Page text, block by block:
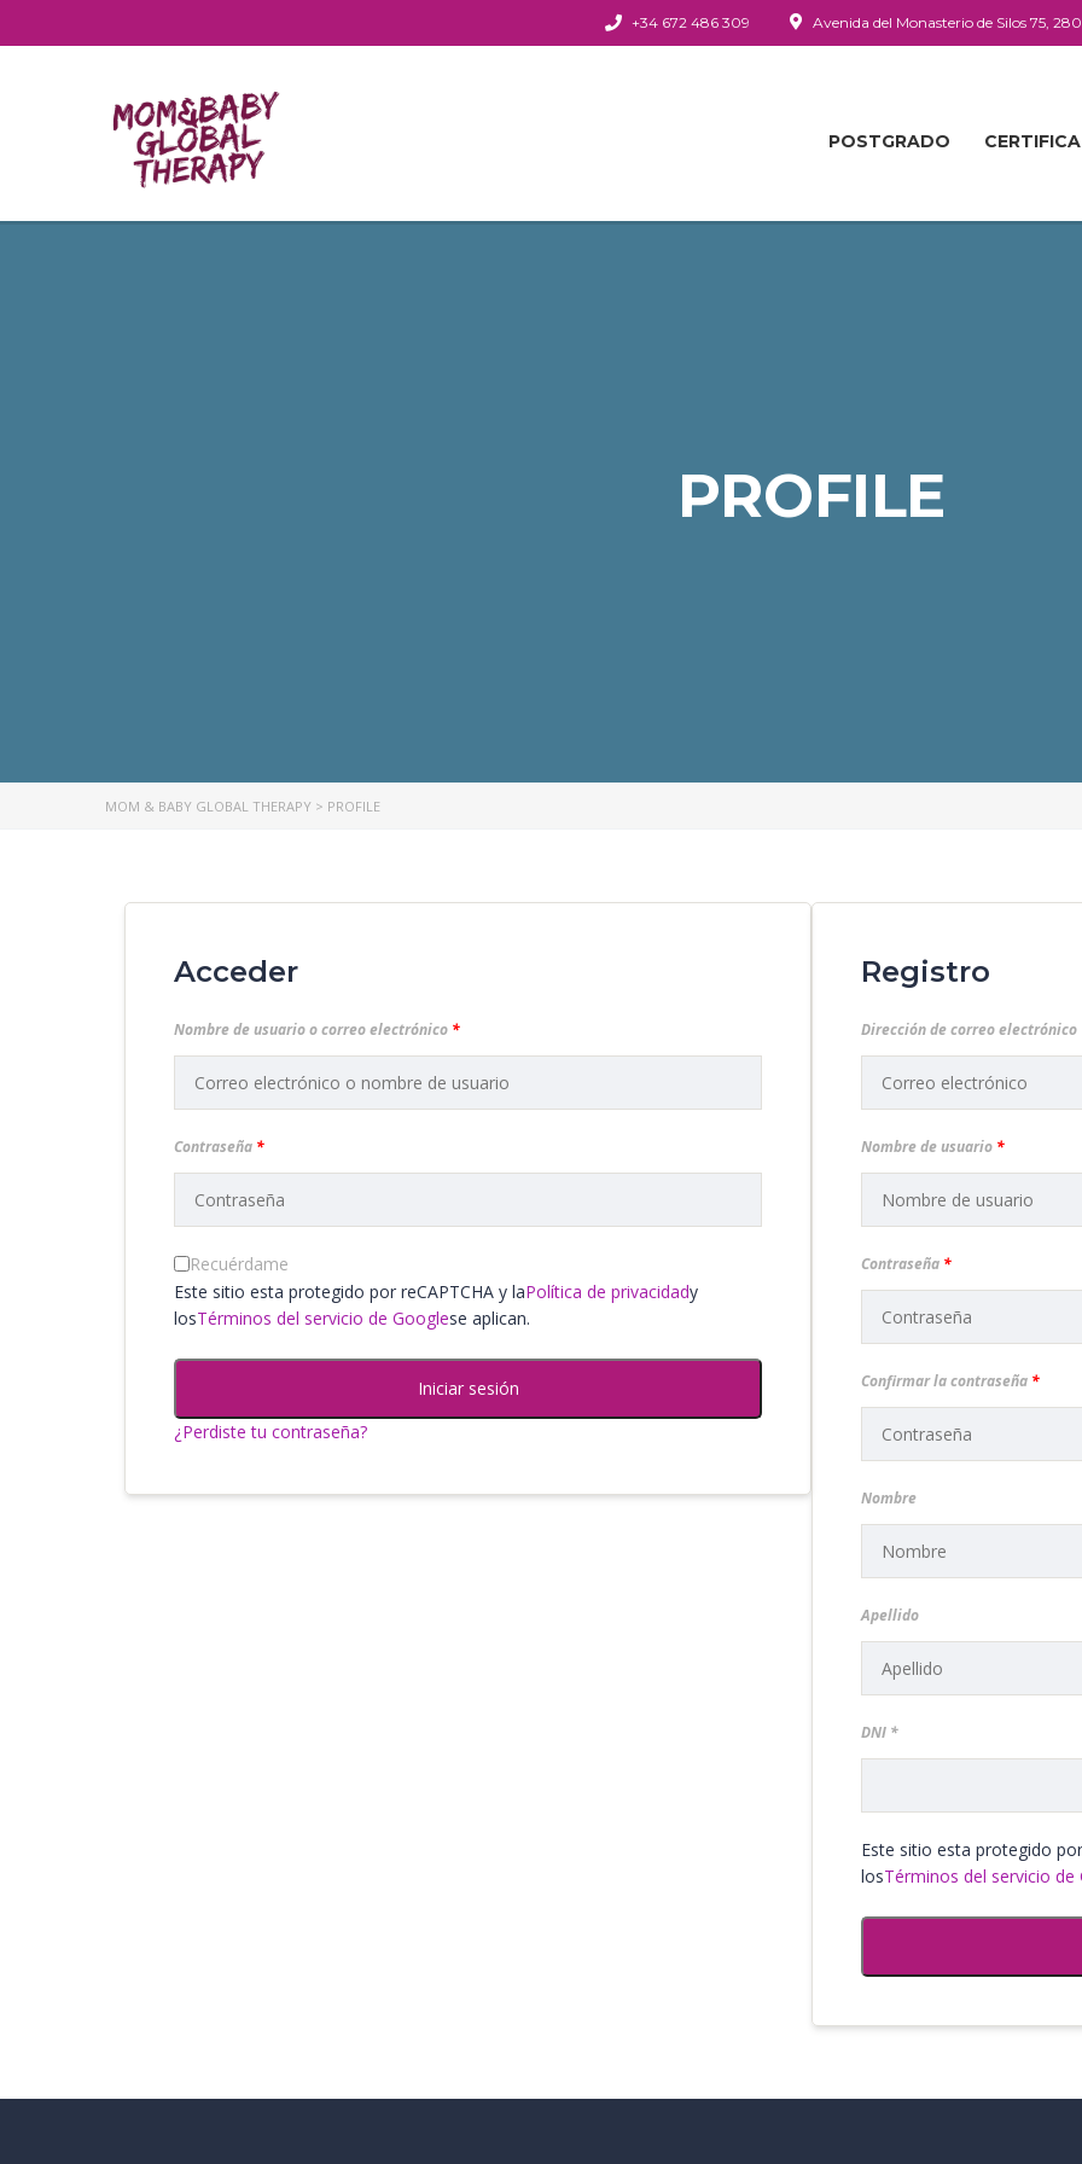
Avenida del Monasterio de Silos 75,
+34 672 486 309
POSTGRADO
PROFILE
MOM & BABY GLOBAL THERAPY > PROFILE
Acceder
Nombre de usuario o correo electrónico *
Contraseña *
Recuérdame
Este sitio esta protegido por reCAPTCHA y laPolítica de privacidady
losTérminos del servicio de Googlese aplican.
Iniciar sesión
¿Perdiste tu contraseña?
Registro
Dirección de correo electrónico
Nombre de usuario *
Contraseña *
Confirmar la contraseña *
Nombre
Apellido
DNI
Este sitio esta protegido
losTérminos del servicio de